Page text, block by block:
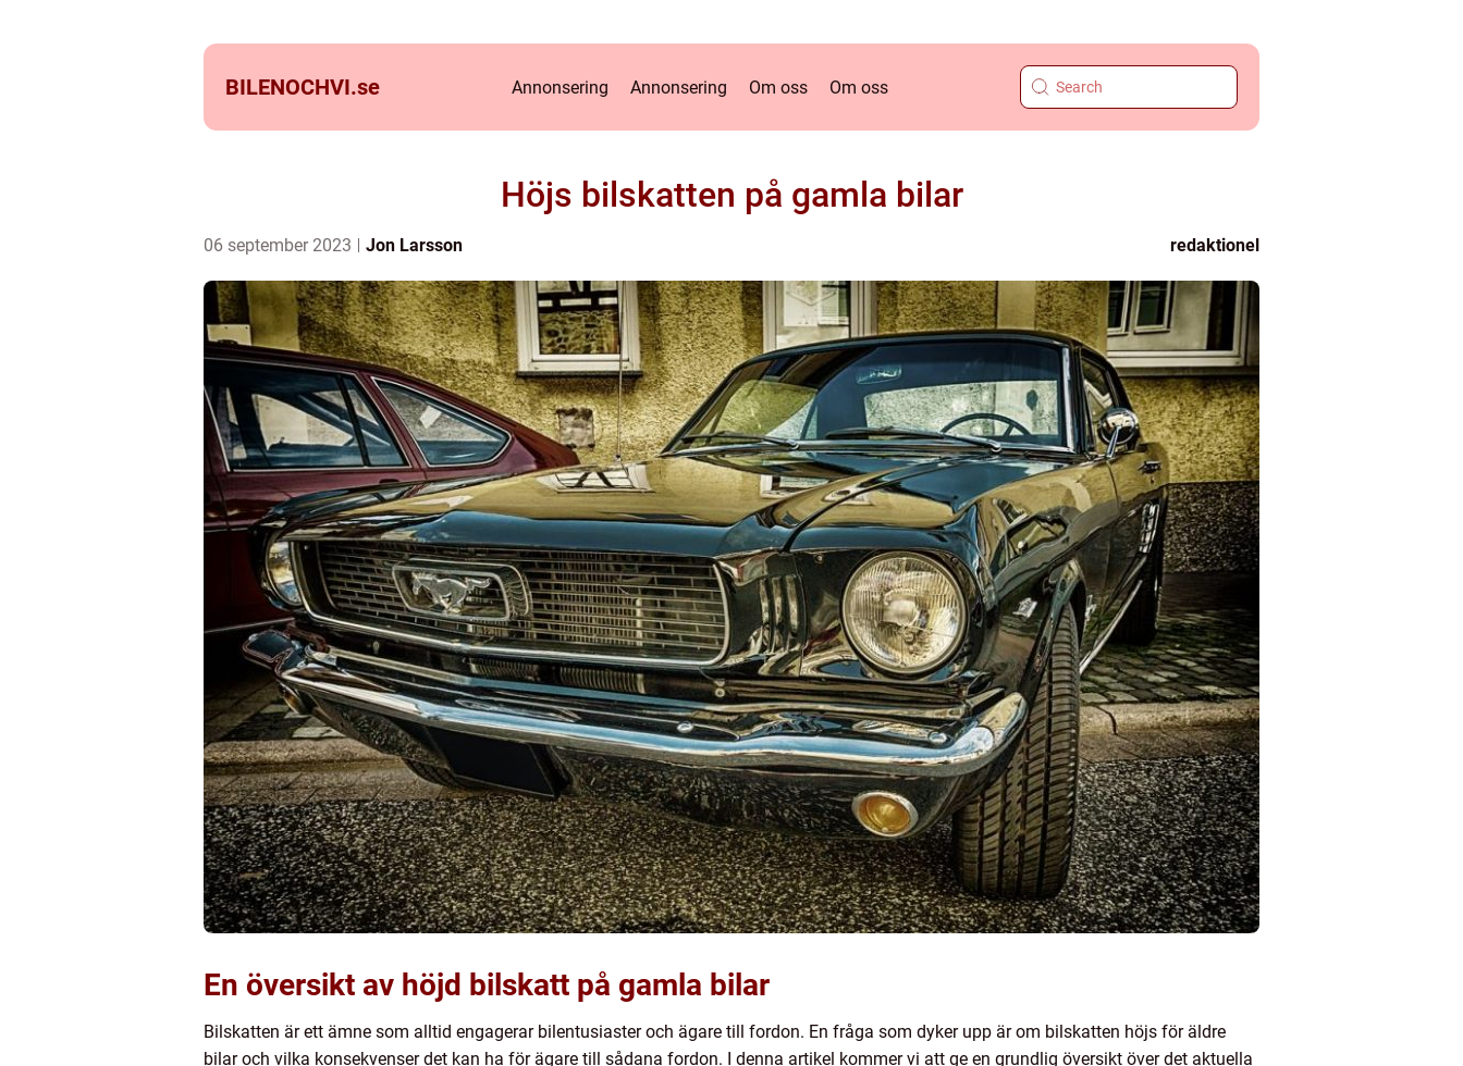
BILENOCHVI.se Annonsering Annonsering Om oss Om oss
Höjs bilskatten på gamla bilar
06 september 2023 Jon Larsson redaktionel
En översikt av höjd bilskatt på gamla bilar
Bilskatten är ett ämne som alltid engagerar bilentusiaster och ägare till fordon. En fråga som dyker upp är om bilskatten höjs för äldre
bilar och vilka konsekvenser det kan ha för ägare till sådana fordon. I denna artikel kommer vi att ge en grundlig översikt över det aktuella